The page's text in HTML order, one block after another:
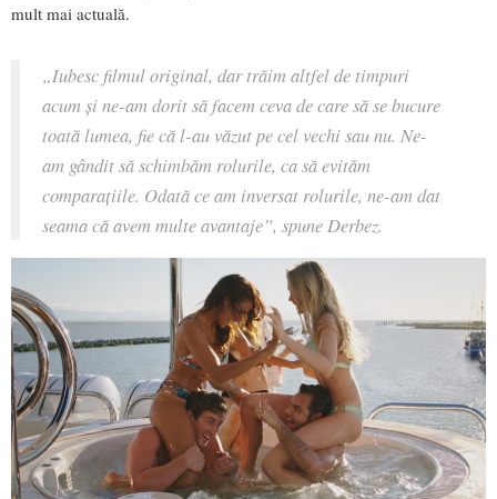
mult mai actuală.
„Iubesc filmul original, dar trăim altfel de timpuri
acum și ne-am dorit să facem ceva de care să se bucure
toată lumea, fie că l-au văzut pe cel vechi sau nu. Ne-
am gândit să schimbăm rolurile, ca să evităm
comparațiile. Odată ce am inversat rolurile, ne-am dat
seama că avem multe avantaje”, spune Derbez.